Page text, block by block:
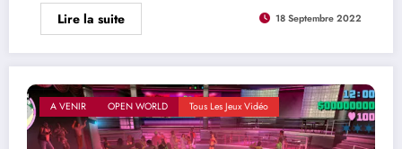
Lire la suite 18 Septembre 2022
A VENIR OPEN WORLD Tous Les Jeux Vidéo